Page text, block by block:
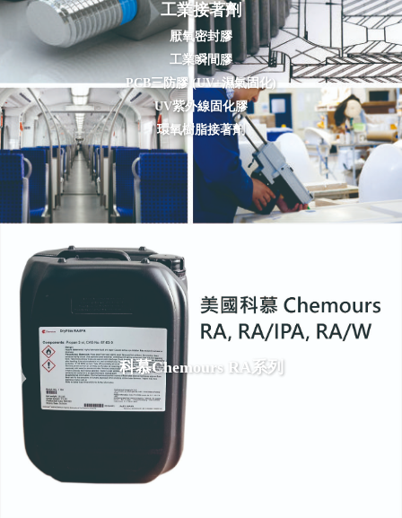
工業接著劑
厭氧密封膠
工業瞬間膠
PCB三防膠 (UV+濕氣固化)
UV紫外線固化膠
環氧樹脂接著劑
科慕Chemours RA系列